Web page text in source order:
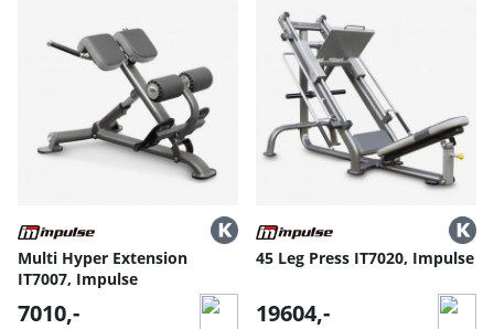
Multi Hyper Extension
IT7007, Impulse
7010,-
45 Leg Press IT7020, Impulse
19604,-